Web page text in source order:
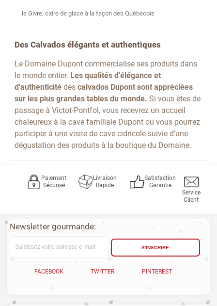
le Givre, cidre de glace à la façon des Québecois
Des Calvados élégants et authentiques
Le Domaine Dupont commercialise ses produits dans
le monde entier. Les qualités d'élégance et
d'authenticité des calvados Dupont sont appréciées
sur les plus grandes tables du monde. Si vous êtes de
passage à Victot-Pontfol, vous recevrez un accueil
chaleureux à la cave familiale Dupont ou vous pourrez
participer à une visite de cave cidricole suivie d'une
dégustation des produits à la boutique du Domaine.
Paiement
Sécurisé
Livraison
Rapide
Satisfaction
Garantie
Service
Client
Newsletter gourmande:
S'INSCRIRE
FACEBOOK TWITTER PINTEREST